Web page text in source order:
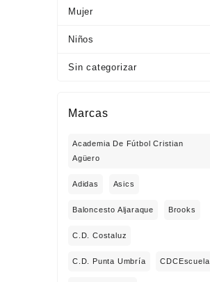
Mujer
Niños
Sin categorizar
Marcas
Academia De Fútbol Cristian
Agüero
Adidas Asics
Baloncesto Aljaraque Brooks
C.D. Costaluz
C.D. Punta Umbría CDCEscuela